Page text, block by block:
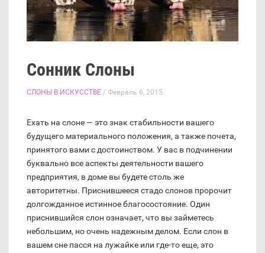
Сонник Слоны
СЛОНЫ В ИСКУССТВЕ / Февраль 6, 2015
Ехать на слоне — это знак стабильности вашего
будущего материального положения, а также почета,
принятого вами с достоинством. У вас в подчинении
буквально все аспекты деятельности вашего
предприятия, в доме вы будете столь же
авторитетны. Приснившееся стадо слонов пророчит
долгожданное истинное благосостояние. Один
приснившийся слон означает, что вы займетесь
небольшим, но очень надежным делом. Если слон в
вашем сне пасся на лужайке или где-то еще, это